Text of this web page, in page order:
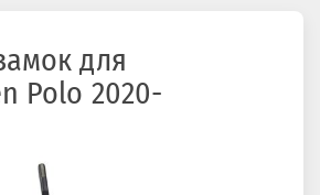
для
Polo 2020-